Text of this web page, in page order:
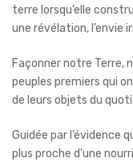
terre lorsqu’elle
une révélation, l’envie
Façonner notre Terre,
peuples premiers qui
de leurs objets du
Guidée par l’évidence
plus proche d’une